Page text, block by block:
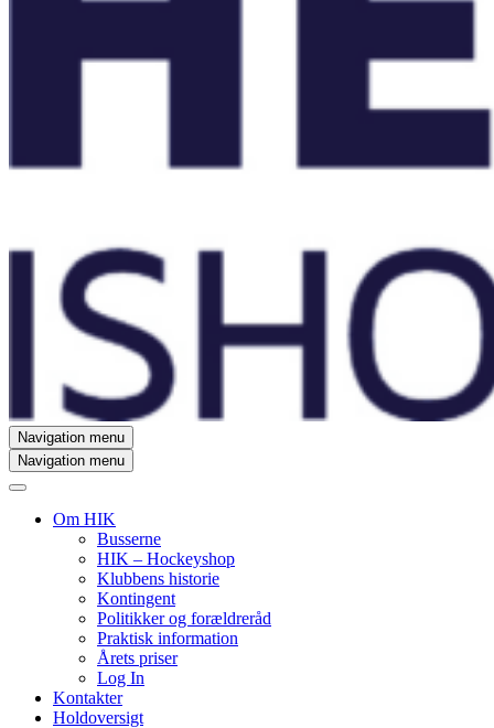
Navigation menu
Navigation menu
Om HIK
Busserne
HIK – Hockeyshop
Klubbens historie
Kontingent
Politikker og forældreråd
Praktisk information
Årets priser
Log In
Kontakter
Holdoversigt